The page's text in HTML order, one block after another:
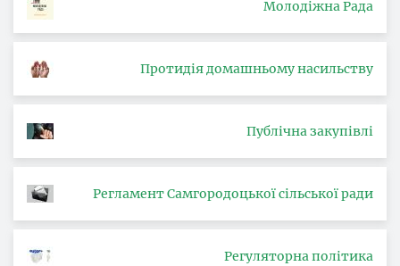
Молодіжна Рада
Протидія домашньому насильству
Публічна закупівлі
Регламент Самгородоцької сільської ради
Регуляторна політика